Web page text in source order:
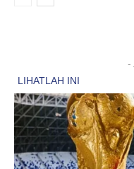
-